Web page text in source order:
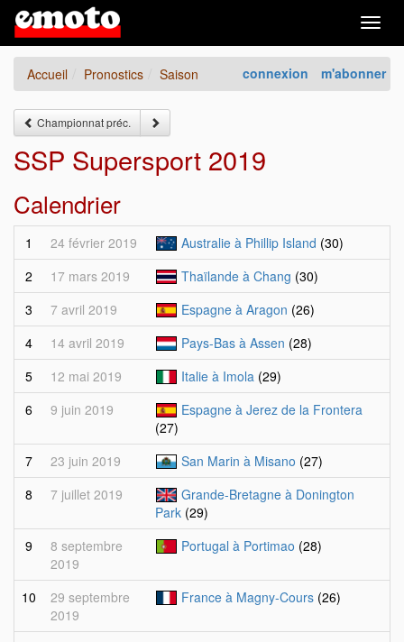
connexion m'abonner
Accueil Pronostics Saison
Championnat préc.
SSP Supersport 2019
Calendrier
1 24 février 2019 Australie à Phillip Island (30)
2
17 mars 2019 Thaïlande à Chang (30)
3
7 avril 2019 Espagne à Aragon (26)
4
14 avril 2019 Pays-Bas à Assen (28)
5
12 mai 2019 Italie à Imola (29)
6
9 juin 2019
Espagne à Jerez de la Frontera
(27)
7
23 juin 2019 San Marin à Misano (27)
8
7 juillet 2019
Grande-Bretagne à Donington
Park (29)
9
8 septembre
2019
Portugal à Portimao (28)
10
29 septembre
2019
France à Magny-Cours (26)